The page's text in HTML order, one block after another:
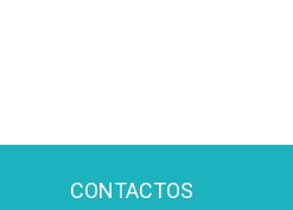
CONTACTOS